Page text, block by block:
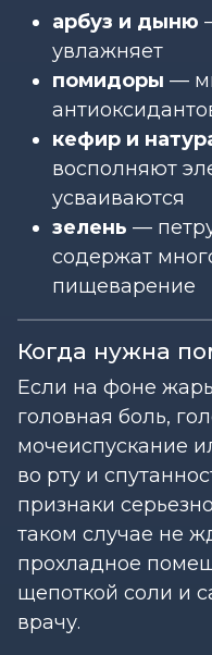
арбуз и дыню
увлажняет
помидоры —
кефир и
восполняют
усваиваются
зелень —
содержат
пищеварение
Когда нужна
Если на фоне
головная боль,
мочеиспускание
во рту и
признаки
таком случае не
прохладное
щепоткой соли и
врачу.